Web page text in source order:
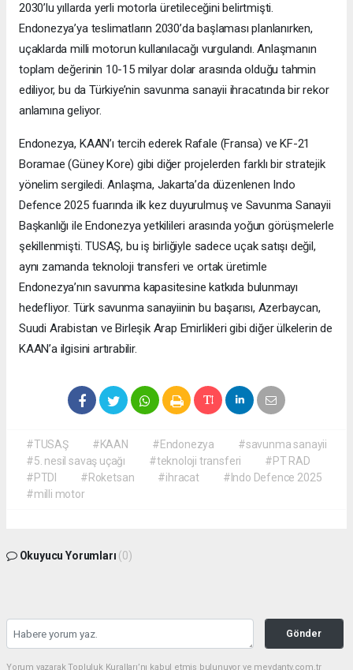
2030’lu yıllarda yerli motorla üretileceğini belirtmişti.
Endonezya’ya teslimatların 2030’da başlaması planlanırken,
uçaklarda milli motorun kullanılacağı vurgulandı. Anlaşmanın
toplam değerinin 10-15 milyar dolar arasında olduğu tahmin
ediliyor, bu da Türkiye’nin savunma sanayii ihracatında bir rekor
anlamına geliyor.
Endonezya, KAAN’ı tercih ederek Rafale (Fransa) ve KF-21
Boramae (Güney Kore) gibi diğer projelerden farklı bir stratejik
yönelim sergiledi. Anlaşma, Jakarta’da düzenlenen Indo
Defence 2025 fuarında ilk kez duyurulmuş ve Savunma Sanayii
Başkanlığı ile Endonezya yetkilileri arasında yoğun görüşmelerle
şekillenmişti. TUSAŞ, bu iş birliğiyle sadece uçak satışı değil,
aynı zamanda teknoloji transferi ve ortak üretimle
Endonezya’nın savunma kapasitesine katkıda bulunmayı
hedefliyor. Türk savunma sanayiinin bu başarısı, Azerbaycan,
Suudi Arabistan ve Birleşik Arap Emirlikleri gibi diğer ülkelerin de
KAAN’a ilgisini artırabilir.
#TUSAŞ #KAAN #Endonezya
#savunma sanayii
#5. nesil savaş uçağı
#teknoloji transferi
#PT RAD
#PTDI
#Roketsan #ihracat
#Indo Defence 2025
#milli motor
Okuyucu Yorumları (0)
Gönder
Yorum yazarak Topluluk Kuralları’nı kabul etmiş bulunuyor ve meydantv.com.tr